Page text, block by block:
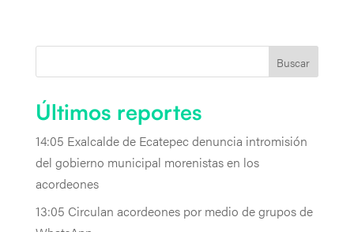
Buscar
Últimos reportes
14:05 Exalcalde de Ecatepec denuncia intromisión
del gobierno municipal morenistas en los
acordeones
13:05 Circulan acordeones por medio de grupos de